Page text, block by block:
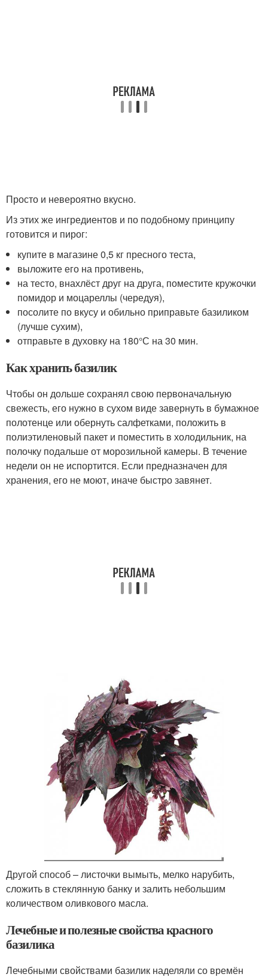
Просто и невероятно вкусно.
Из этих же ингредиентов и по подобному принципу
готовится и пирог:
купите в магазине 0,5 кг пресного теста,
выложите его на противень,
на тесто, внахлёст друг на друга, поместите кружочки
помидор и моцареллы (чередуя),
посолите по вкусу и обильно приправьте базиликом
(лучше сухим),
отправьте в духовку на 180°С на 30 мин.
Как хранить базилик
Чтобы он дольше сохранял свою первоначальную
свежесть, его нужно в сухом виде завернуть в бумажное
полотенце или обернуть салфетками, положить в
полиэтиленовый пакет и поместить в холодильник, на
полочку подальше от морозильной камеры. В течение
недели он не испортится. Если предназначен для
хранения, его не моют, иначе быстро завянет.
Другой способ – листочки вымыть, мелко нарубить,
сложить в стеклянную банку и залить небольшим
количеством оливкового масла.
Лечебные и полезные свойства красного
базилика
Лечебными свойствами базилик наделяли со времён